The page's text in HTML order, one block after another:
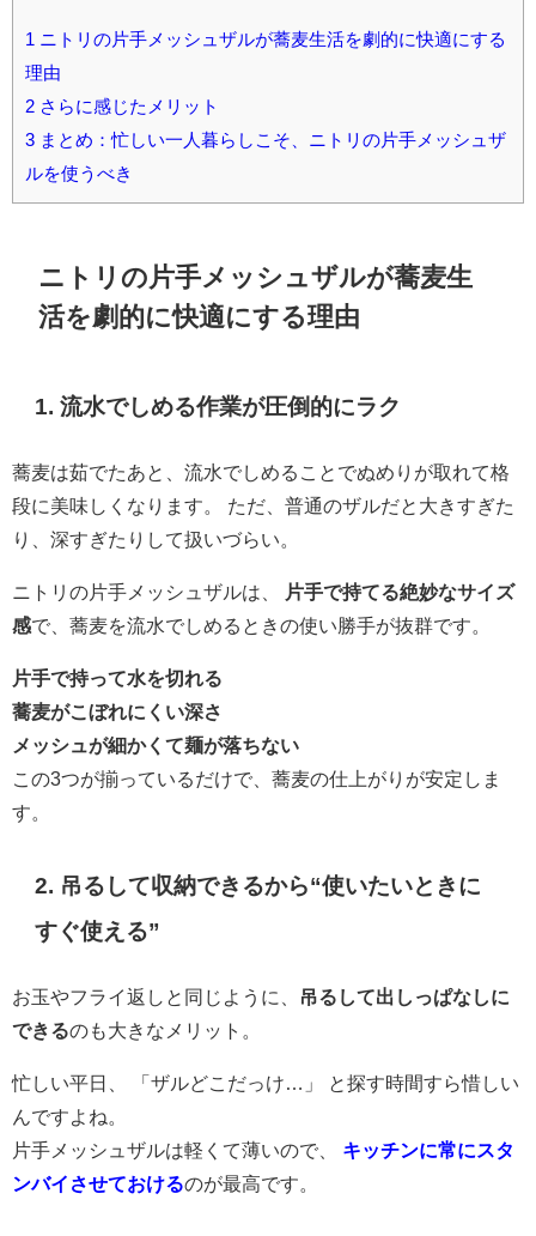
1 ニトリの片手メッシュザルが蕎麦生活を劇的に快適にする
理由
2 さらに感じたメリット
3 まとめ：忙しい一人暮らしこそ、ニトリの片手メッシュザ
ルを使うべき
ニトリの片手メッシュザルが蕎麦生
活を劇的に快適にする理由
1.流水でしめる作業が圧倒的にラク
蕎麦は茹でたあと、流水でしめることでぬめりが取れて格
段に美味しくなります。 ただ、普通のザルだと大きすぎた
り、深すぎたりして扱いづらい。
ニトリの片手メッシュザルは、
片手で持てる絶妙なサイズ
感で、蕎麦を流水でしめるときの使い勝手が抜群です。
片手で持って水を切れる
蕎麦がこぼれにくい深さ
メッシュが細かくて麺が落ちない
この3つが揃っているだけで、蕎麦の仕上がりが安定しま
す。
2. 吊るして収納できるから“使いたいときに
すぐ使える”
お玉やフライ返しと同じように、
吊るして出しっぱなしに
できるのも大きなメリット。
忙しい平日、 「ザルどこだっけ…」 と探す時間すら惜しい
んですよね。
片手メッシュザルは軽くて薄いので、 キッチンに常にスタ
ンバイさせておけるのが最高です。